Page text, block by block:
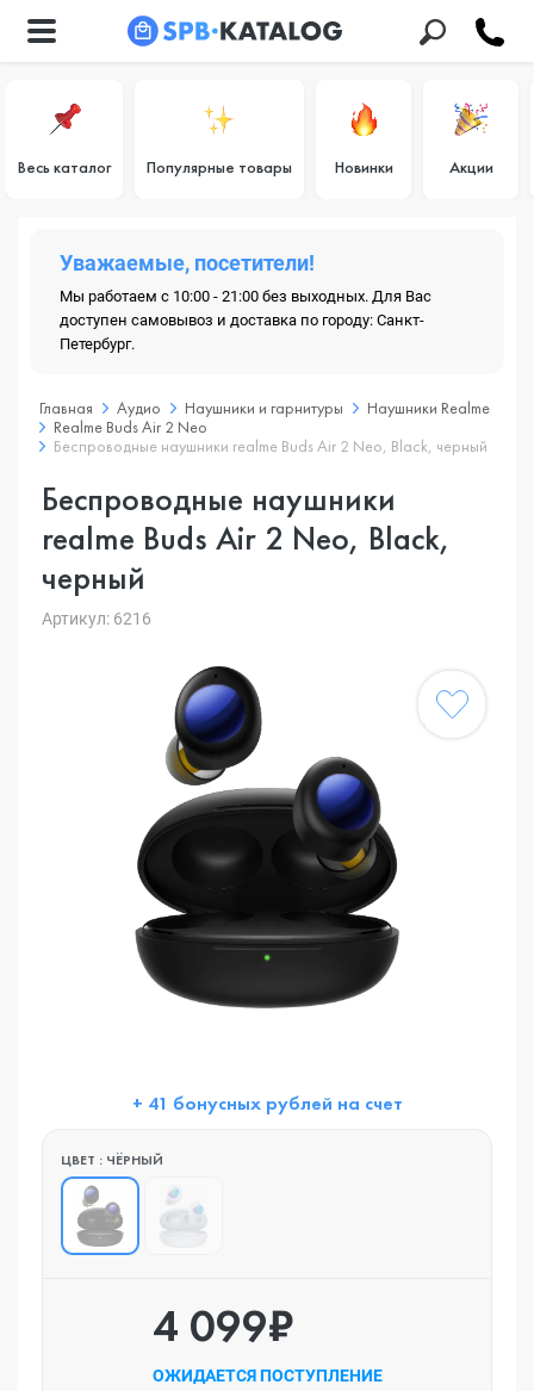
Весь каталог Популярные товары Новинки Акции
Уважаемые, посетители!
Мы работаем с 10:00 - 21:00 без выходных. Для Вас
доступен самовывоз и доставка по городу: Санкт-
Петербург.
Главная Аудио Наушники и гарнитуры
Наушники Realme
Realme Buds Air 2 Neo
Беспроводные наушники realme Buds Air 2 Neo, Black, черный
Беспроводные наушники
realme Buds Air 2 Neo, Black,
черный
Артикул: 6216
+ 41 бонусных рублей на счет
ЦВЕТ : ЧЁРНЫЙ
4 099₽
ОЖИДАЕТСЯ ПОСТУПЛЕНИЕ